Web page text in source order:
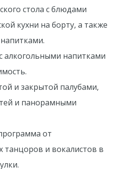
стола с блюдами
кухни на борту, а также
алкогольными напитками
и закрытой палубами,
и панорамными
от
танцоров и вокалистов в